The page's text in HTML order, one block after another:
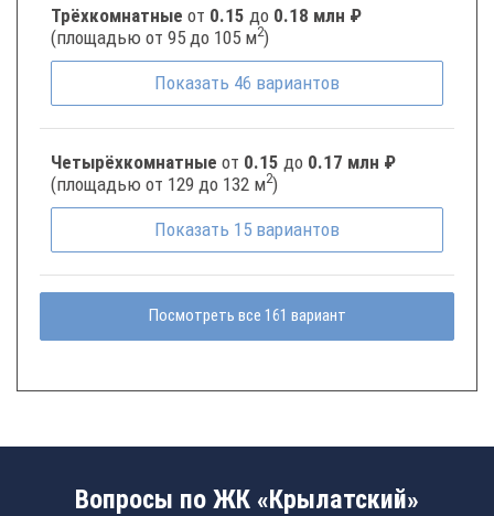
Трёхкомнатные от 0.15 до 0.18 млн ₽
(площадью от 95 до 105 м2)
Показать 46 вариантов
Четырёхкомнатные от 0.15 до 0.17 млн ₽
(площадью от 129 до 132 м2)
Показать 15 вариантов
Посмотреть все 161 вариант
Вопросы по ЖК «Крылатский»